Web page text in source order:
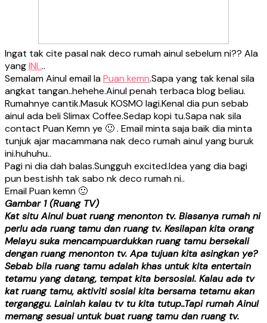
Ingat tak cite pasal nak deco rumah ainul sebelum ni?? Ala
yangINI....
Semalam Ainul email laPuan kemn.Sapa yang tak kenal sila
angkat tangan..hehehe.Ainul penah terbaca blog beliau.
Rumahnye cantik.Masuk KOSMO lagi.Kenal dia pun sebab
ainul ada beli Slimax Coffee.Sedap kopi tu.Sapa nak sila
contact Puan Kemn ye 🙂 . Email minta saja baik dia minta
tunjuk ajar macammana nak deco rumah ainul yang buruk
ini.huhuhu..
Pagi ni dia dah balas.Sungguh excited.Idea yang dia bagi
pun best.ishh tak sabo nk deco rumah ni..
Email Puan kemn 🙂
Gambar 1 (Ruang TV)
Kat situ Ainul buat ruang menonton tv. Biasanya rumah ni
perlu ada ruang tamu dan ruang tv. Kesilapan kita orang
Melayu suka mencampuardukkan ruang tamu bersekali
dengan ruang menonton tv. Apa tujuan kita asingkan ye?
Sebab bila ruang tamu adalah khas untuk kita entertain
tetamu yang datang, tempat kita bersosial. Kalau ada tv
kat ruang tamu, aktiviti sosial kita bersama tetamu akan
terganggu. Lainlah kalau tv tu kita tutup..Tapi rumah Ainul
memang sesuai untuk buat ruang tamu dan ruang tv.